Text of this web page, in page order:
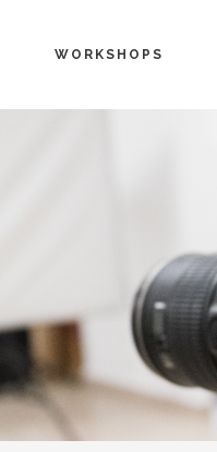
WORKSHOPS